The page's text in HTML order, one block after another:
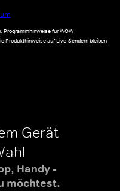
Programmhinweise für WOW
Produkthinweise auf Live-Sendern bleiben
Gerät
Handy -
möchtest.